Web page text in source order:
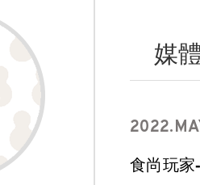
媒
食尚玩家